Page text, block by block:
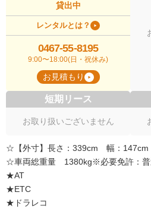
貸出中
レンタルとは？
0467-55-8195
9:00〜18:00(日・祝休み)
お見積もり
短期リース
お取り扱いございません
☆【外寸】長さ：339cm 幅：
☆車両総重量 1380kg※必要免許：普
★AT
★ETC
★ドラレコ